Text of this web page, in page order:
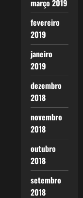
março 2019
fevereiro
2019
janeiro
2019
dezembro
2018
novembro
2018
outubro
2018
setembro
2018